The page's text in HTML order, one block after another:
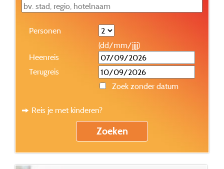
Personen
(dd/mm/jjjj)
Heenreis
Terugreis
Zoek zonder datum
Reis je met kinderen?